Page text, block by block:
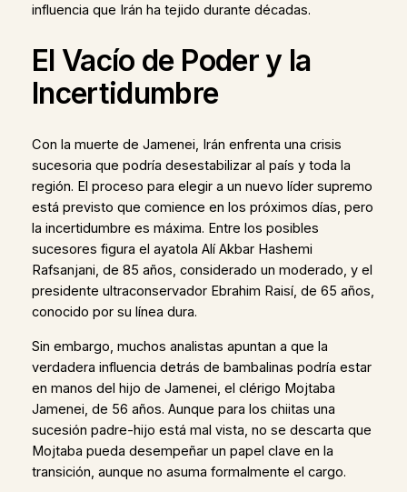
influencia que Irán ha tejido durante décadas.
El Vacío de Poder y la
Incertidumbre
Con la muerte de Jamenei, Irán enfrenta una crisis
sucesoria que podría desestabilizar al país y toda la
región. El proceso para elegir a un nuevo líder supremo
está previsto que comience en los próximos días, pero
la incertidumbre es máxima. Entre los posibles
sucesores figura el ayatola Alí Akbar Hashemi
Rafsanjani, de 85 años, considerado un moderado, y el
presidente ultraconservador Ebrahim Raisí, de 65 años,
conocido por su línea dura.
Sin embargo, muchos analistas apuntan a que la
verdadera influencia detrás de bambalinas podría estar
en manos del hijo de Jamenei, el clérigo Mojtaba
Jamenei, de 56 años. Aunque para los chiitas una
sucesión padre-hijo está mal vista, no se descarta que
Mojtaba pueda desempeñar un papel clave en la
transición, aunque no asuma formalmente el cargo.